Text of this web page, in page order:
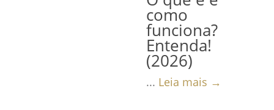
como
funciona?
Entenda!
(2026)
... Leia mais →